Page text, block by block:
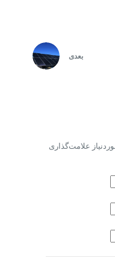
بعدی
علامت‌گذاری